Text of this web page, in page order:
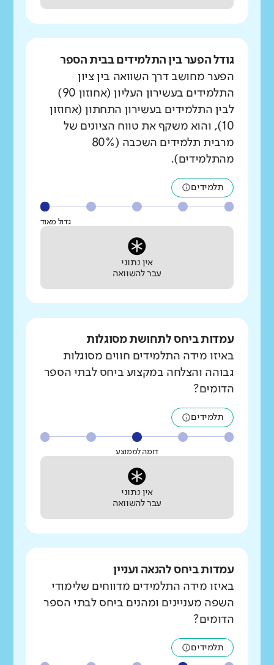
גודל הפער בין התלמידים בבית הספר
הפער מחושב דרך השוואה בין ציון
התלמידים בעשירון העליון (אחוזון 90)
לבין התלמידים בעשירון התחתון (אחוזון
10), והוא משקף את טווח הציונים של
מרבית תלמידים השכבה (80%
מהתלמידים).
תלמידים
גדול מאוד
אין נתוני
עבר להשוואה
עמדות ביחס לתחושת מסוגלות
באיזו מידה התלמידים חווים מסוגלות
גבוהה והצלחה במקצוע ביחס לבתי הספר
הדומים?
תלמידים
דומה לממוצע
אין נתוני
עבר להשוואה
עמדות ביחס להנאה ועניין
באיזו מידה התלמידים מדווחים שלימודי
השפה מעניינים ומהנים ביחס לבתי הספר
הדומים?
תלמידים